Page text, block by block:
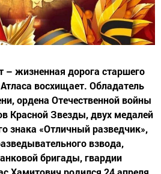
– жизненная дорога старшего
восхищает. Обладатель
ордена Отечественной войны
Красной Звезды, двух медалей
знака «Отличный разведчик»,
взвода,
бригады, гвардии